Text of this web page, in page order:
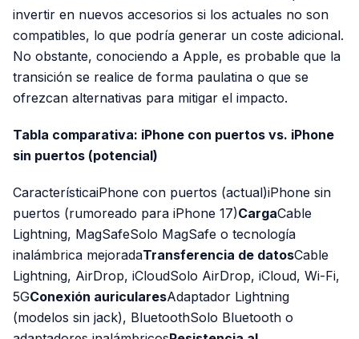
invertir en nuevos accesorios si los actuales no son
compatibles, lo que podría generar un coste adicional.
No obstante, conociendo a Apple, es probable que la
transición se realice de forma paulatina o que se
ofrezcan alternativas para mitigar el impacto.
Tabla comparativa: iPhone con puertos vs. iPhone
sin puertos (potencial)
CaracterísticaiPhone con puertos (actual)iPhone sin
puertos (rumoreado para iPhone 17)CargaCable
Lightning, MagSafeSolo MagSafe o tecnología
inalámbrica mejoradaTransferencia de datosCable
Lightning, AirDrop, iCloudSolo AirDrop, iCloud, Wi-Fi,
5GConexión auricularesAdaptador Lightning
(modelos sin jack), BluetoothSolo Bluetooth o